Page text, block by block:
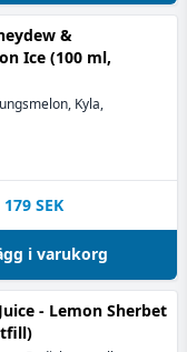
&
Ice (100 ml,
Kyla,
179 SEK
i varukorg
- Lemon Sherbet